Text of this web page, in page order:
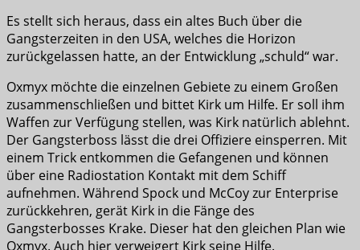
Es stellt sich heraus, dass ein altes Buch über die
Gangsterzeiten in den USA, welches die Horizon
zurückgelassen hatte, an der Entwicklung „schuld“ war.
Oxmyx möchte die einzelnen Gebiete zu einem Großen
zusammenschließen und bittet Kirk um Hilfe. Er soll ihm
Waffen zur Verfügung stellen, was Kirk natürlich ablehnt.
Der Gangsterboss lässt die drei Offiziere einsperren. Mit
einem Trick entkommen die Gefangenen und können
über eine Radiostation Kontakt mit dem Schiff
aufnehmen. Während Spock und McCoy zur Enterprise
zurückkehren, gerät Kirk in die Fänge des
Gangsterbosses Krake. Dieser hat den gleichen Plan wie
Oxmyx. Auch hier verweigert Kirk seine Hilfe.